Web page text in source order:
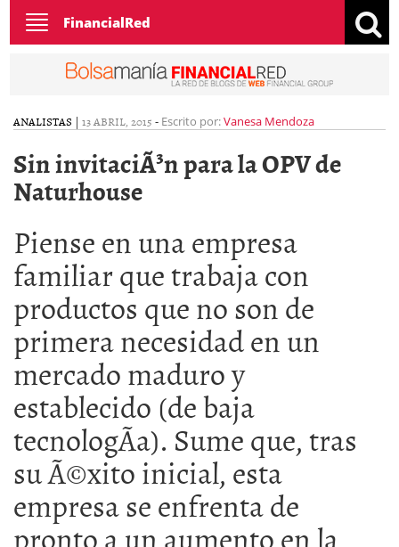
Toggle
navigation
FinancialRed
ANALISTAS | 13 ABRIL, 2015 - Escrito por:Vanesa Mendoza
Sin invitaciÃ³n para la OPV de
Naturhouse
Piense en una empresa
familiar que trabaja con
productos que no son de
primera necesidad en un
mercado maduro y
establecido (de baja
tecnologÃ­a). Sume que, tras
su Ã©xito inicial, esta
empresa se enfrenta de
pronto a un aumento en la